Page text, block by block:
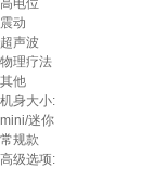
高电位
震动
超声波
物理疗法
其他
机身大小:
mini/迷你
常规款
高级选项: